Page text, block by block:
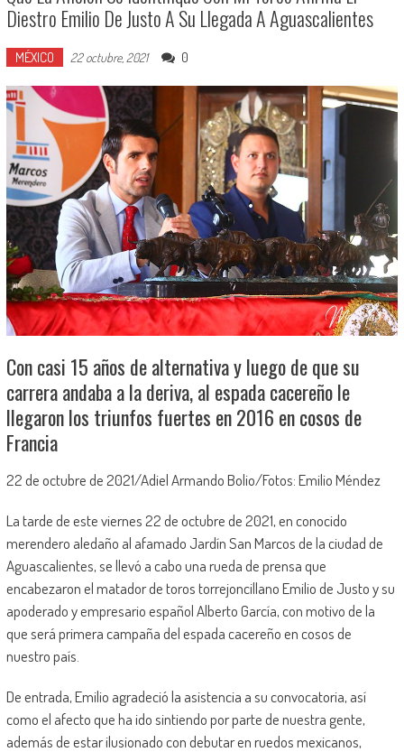
Diestro Emilio De Justo A Su Llegada A Aguascalientes
MÉXICO 22 octubre, 2021 0
Con casi 15 años de alternativa y luego de que su
carrera andaba a la deriva, al espada cacereño le
llegaron los triunfos fuertes en 2016 en cosos de
Francia
22 de octubre de 2021/Adiel Armando Bolio/Fotos: Emilio Méndez
La tarde de este viernes 22 de octubre de 2021, en conocido
merendero aledaño al afamado Jardín San Marcos de la ciudad de
Aguascalientes, se llevó a cabo una rueda de prensa que
encabezaron el matador de toros torrejoncillano Emilio de Justo y su
apoderado y empresario español Alberto García, con motivo de la
que será primera campaña del espada cacereño en cosos de
nuestro país.
De entrada, Emilio agradeció la asistencia a su convocatoria, así
como el afecto que ha ido sintiendo por parte de nuestra gente,
además de estar ilusionado con debutar en ruedos mexicanos,